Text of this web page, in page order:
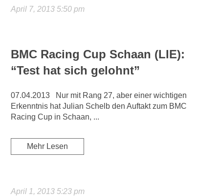
April 7, 2013 5:50 pm
BMC Racing Cup Schaan (LIE):
“Test hat sich gelohnt”
07.04.2013 Nur mit Rang 27, aber einer wichtigen
Erkenntnis hat Julian Schelb den Auftakt zum BMC
Racing Cup in Schaan, ...
Mehr Lesen
April 1, 2013 5:23 pm